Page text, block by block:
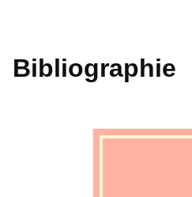
Bibliographie